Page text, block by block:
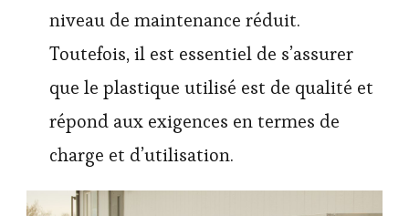
niveau de maintenance réduit.
Toutefois, il est essentiel de s’assurer
que le plastique utilisé est de qualité et
répond aux exigences en termes de
charge et d’utilisation.